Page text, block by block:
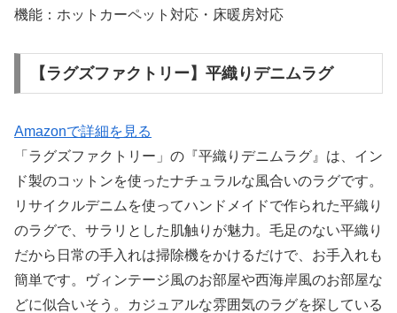
機能：ホットカーペット対応・床暖房対応
【ラグズファクトリー】平織りデニムラグ
Amazonで詳細を見る
「ラグズファクトリー」の『平織りデニムラグ』は、イン
ド製のコットンを使ったナチュラルな風合いのラグです。
リサイクルデニムを使ってハンドメイドで作られた平織り
のラグで、サラリとした肌触りが魅力。毛足のない平織り
だから日常の手入れは掃除機をかけるだけで、お手入れも
簡単です。ヴィンテージ風のお部屋や西海岸風のお部屋な
どに似合いそう。カジュアルな雰囲気のラグを探している